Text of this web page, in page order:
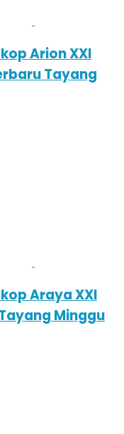
Arion XXI
Tayang
Araya XXI
Minggu